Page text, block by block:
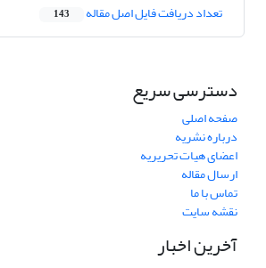
تعداد دریافت فایل اصل مقاله 143
دسترسی سریع
صفحه اصلی
درباره نشریه
اعضای هیات تحریریه
ارسال مقاله
تماس با ما
نقشه سایت
آخرین اخبار